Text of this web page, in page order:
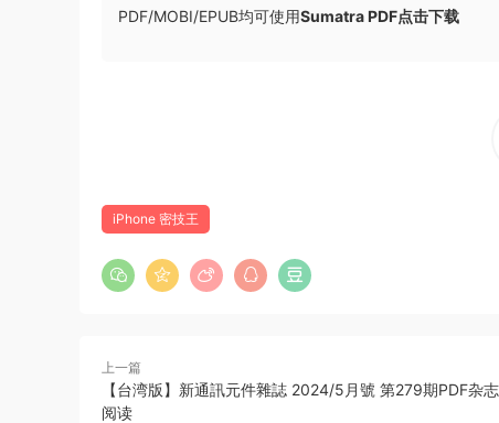
PDF/MOBI/EPUB均可使用Sumatra PDF点击下载
iPhone 密技王
上一篇
【台湾版】新通訊元件雜誌 2024/5月號 第279期PDF杂
阅读